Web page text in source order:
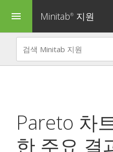
menu Minitab® 지원
Pareto 차
한 주요 결